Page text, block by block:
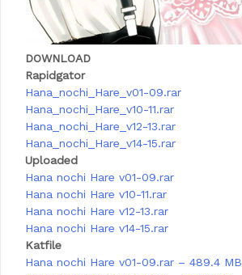
DOWNLOAD
Rapidgator
Hana_nochi_Hare_v01-09.rar
Hana_nochi_Hare_v10-11.rar
Hana_nochi_Hare_v12-13.rar
Hana_nochi_Hare_v14-15.rar
Uploaded
Hana nochi Hare v01-09.rar
Hana nochi Hare v10-11.rar
Hana nochi Hare v12-13.rar
Hana nochi Hare v14-15.rar
Katfile
Hana nochi Hare v01-09.rar – 489.4 MB